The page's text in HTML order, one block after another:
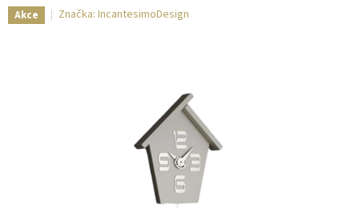
Akce Značka: IncantesimoDesign